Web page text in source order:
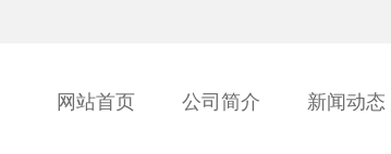
网站首页 公司简介 新闻动态